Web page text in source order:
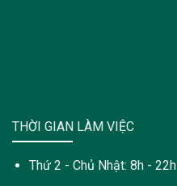
THỜI GIAN LÀM VIỆC
Thứ 2 - Chủ Nhật: 8h - 22h